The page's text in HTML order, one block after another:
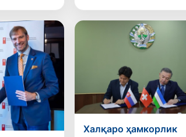
Халқаро ҳамкорлик